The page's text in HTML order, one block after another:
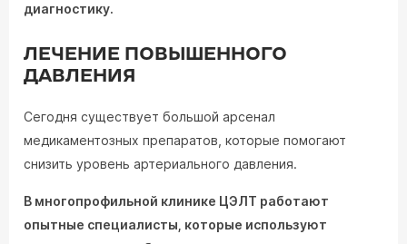
диагностику.
ЛЕЧЕНИЕ ПОВЫШЕННОГО
ДАВЛЕНИЯ
Сегодня существует большой арсенал
медикаментозных препаратов, которые помогают
снизить уровень артериального давления.
В многопрофильной клинике ЦЭЛТ работают
опытные специалисты, которые используют